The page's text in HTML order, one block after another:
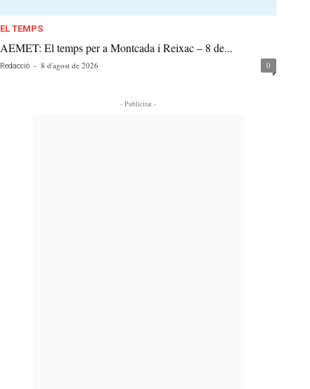
EL TEMPS
AEMET: El temps per a Montcada i Reixac – 8 de...
Redacció - 8 d'agost de 2026 0
- Publicitat -